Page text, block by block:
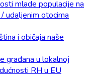
mlade populacije na
udaljenim otocima
i običaja naše
građana u lokalnoj
RH u EU